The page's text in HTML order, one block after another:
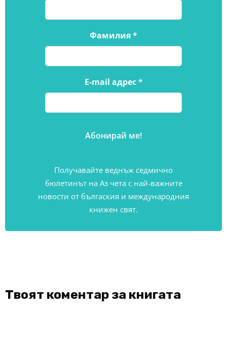
Фамилия*
E-mail адрес*
Получавайте веднъж седмично
бюлетинът на Аз чета с най-важните
новости от бългаския и международния
книжен свят.
Твоят коментар за книгата